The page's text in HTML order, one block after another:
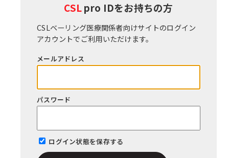
CSLpro IDをお持ちの⽅
CSLベーリング医療関係者向けサイトのログイン
アカウントでご利⽤いただけます。
メールアドレス
パスワード
ログイン状態を保存する